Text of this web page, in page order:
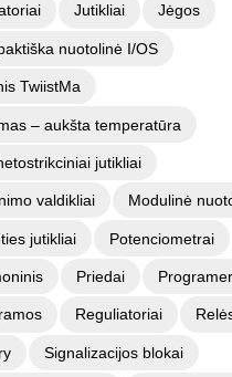
Jutikliai Jėgos
nuotolinė I/OS
TwiistMa
– aukšta temperatūra
jutikliai
valdikliai Modulinė
jutikliai Potenciometrai
Priedai
Reguliatoriai
Signalizacijos blokai